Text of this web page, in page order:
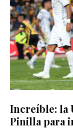
Increíble: la
Pinilla para